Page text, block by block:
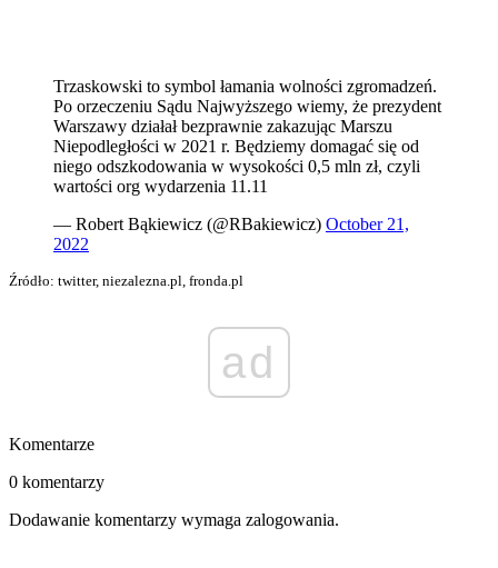
Trzaskowski to symbol łamania wolności zgromadzeń.
Po orzeczeniu Sądu Najwyższego wiemy, że prezydent
Warszawy działał bezprawnie zakazując Marszu
Niepodległości w 2021 r. Będziemy domagać się od
niego odszkodowania w wysokości 0,5 mln zł, czyli
wartości org wydarzenia 11.11
— Robert Bąkiewicz (@RBakiewicz) October 21,
2022
Źródło: twitter, niezalezna.pl, fronda.pl
ad
Komentarze
0 komentarzy
Dodawanie komentarzy wymaga zalogowania.